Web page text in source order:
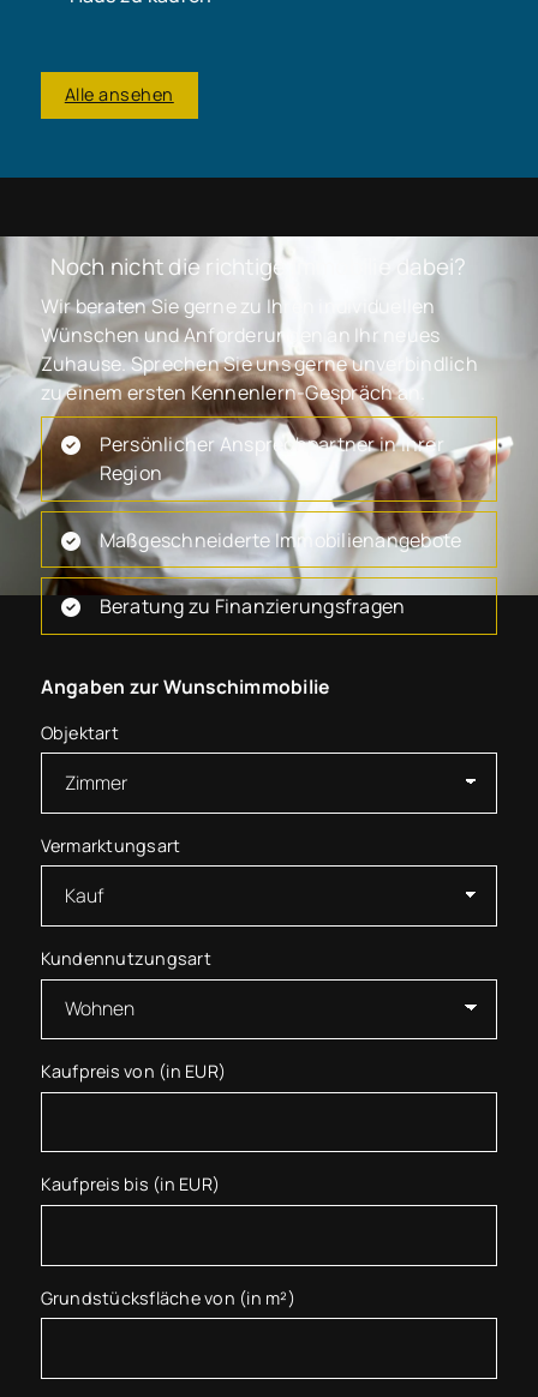
Alle ansehen
Noch nicht die richtige Immobilie dabei?
Wir beraten Sie gerne zu Ihren individuellen
Wünschen und Anforderungen an Ihr neues
Zuhause. Sprechen Sie uns gerne unverbindlich
zu einem ersten Kennenlern-Gespräch an.
Persönlicher Ansprechpartner in Ihrer
Region
Maßgeschneiderte Immobilienangebote
Beratung zu Finanzierungsfragen
Angaben zur Wunschimmobilie
Objektart
Vermarktungsart
Kundennutzungsart
Kaufpreis von (in EUR)
Kaufpreis bis (in EUR)
Grundstücksfläche von (in m²)